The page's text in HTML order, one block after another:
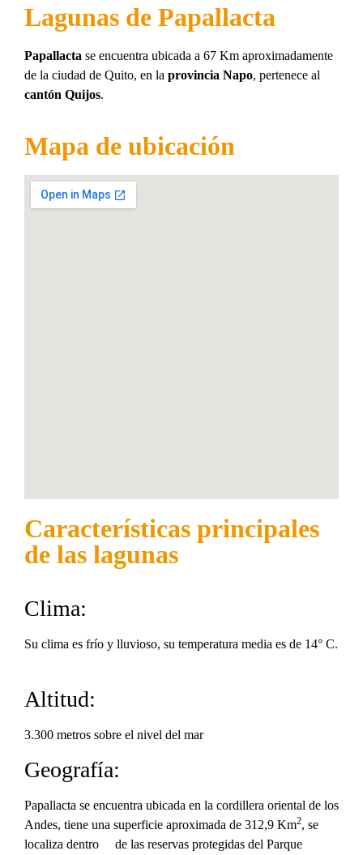
Lagunas de Papallacta
Papallacta se encuentra ubicada a 67 Km aproximadamente
de la ciudad de Quito, en la provincia Napo, pertenece al
cantón Quijos.
Mapa de ubicación
Características principales
de las lagunas
Clima:
Su clima es frío y lluvioso, su temperatura media es de 14° C.
Altitud:
3.300 metros sobre el nivel del mar
Geografía:
Papallacta se encuentra ubicada en la cordillera oriental de los
Andes, tiene una superficie aproximada de 312,9 Km2, se
localiza dentro de las reservas protegidas del Parque